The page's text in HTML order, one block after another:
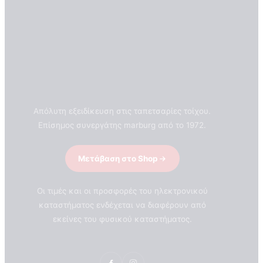
Απόλυτη εξειδίκευση στις ταπετσαρίες τοίχου.
Επίσημος συνεργάτης marburg από το 1972.
Μετάβαση στο Shop
Οι τιμές και οι προσφορές του ηλεκτρονικού
καταστήματος ενδέχεται να διαφέρουν από
εκείνες του φυσικού καταστήματος.